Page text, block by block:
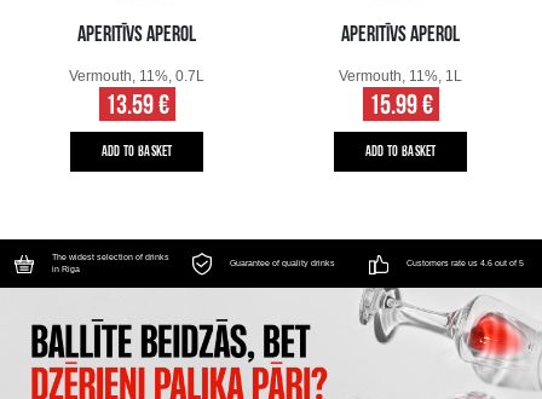
APERITĪVS APEROL
Vermouth, 11%, 0.7L
13.59 €
ADD TO BASKET
APERITĪVS APEROL
Vermouth, 11%, 1L
15.99 €
ADD TO BASKET
The widest selection of drinks
in Riga
Guarantee of quality drinks Customers rate us 4.6 out of 5